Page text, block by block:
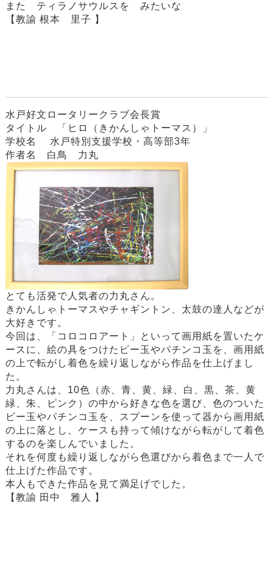
また ティラノサウルスを みたいな
【教諭 根本 里子 】
水戸好文ロータリークラブ会長賞
タイトル 「ヒロ（きかんしゃトーマス）」
学校名 水戸特別支援学校・高等部3年
作者名 白鳥 力丸
とても活発で人気者の力丸さん。
きかんしゃトーマスやチャギントン、太鼓の達人などが
大好きです。
今回は、「コロコロアート」といって画用紙を置いたケ
ースに、絵の具をつけたビー玉やパチンコ玉を、画用紙
の上で転がし着色を繰り返しながら作品を仕上げまし
た。
力丸さんは、10色（赤、青、黄、緑、白、黒、茶、黄
緑、朱、ピンク）の中から好きな色を選び、色のついた
ビー玉やパチンコ玉を、スプーンを使って器から画用紙
の上に落とし、ケースも持って傾けながら転がして着色
するのを楽しんでいました。
それを何度も繰り返しながら色選びから着色まで一人で
仕上げた作品です。
本人もできた作品を見て満足げでした。
【教諭 田中 雅人 】